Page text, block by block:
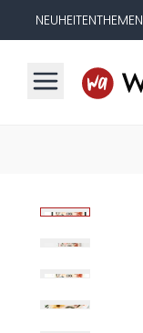
NEUHEITENTHEMEN